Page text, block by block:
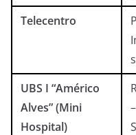
Telecentro
UBS I “Américo
Alves” (Mini
Hospital)